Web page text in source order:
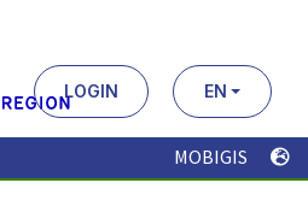
LOGIN EN
MOBIGIS